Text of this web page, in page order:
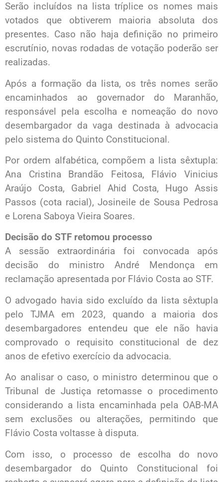
Serão incluídos na lista tríplice os nomes mais
votados que obtiverem maioria absoluta dos
presentes. Caso não haja definição no primeiro
escrutínio, novas rodadas de votação poderão ser
realizadas.
Após a formação da lista, os três nomes serão
encaminhados ao governador do Maranhão,
responsável pela escolha e nomeação do novo
desembargador da vaga destinada à advocacia
pelo sistema do Quinto Constitucional.
Por ordem alfabética, compõem a lista sêxtupla:
Ana Cristina Brandão Feitosa, Flávio Vinicius
Araújo Costa, Gabriel Ahid Costa, Hugo Assis
Passos (cota racial), Josineile de Sousa Pedrosa
e Lorena Saboya Vieira Soares.
Decisão do STF retomou processo
A sessão extraordinária foi convocada após
decisão do ministro André Mendonça em
reclamação apresentada por Flávio Costa ao STF.
O advogado havia sido excluído da lista sêxtupla
pelo TJMA em 2023, quando a maioria dos
desembargadores entendeu que ele não havia
comprovado o requisito constitucional de dez
anos de efetivo exercício da advocacia.
Ao analisar o caso, o ministro determinou que o
Tribunal de Justiça retomasse o procedimento
considerando a lista encaminhada pela OAB-MA
sem exclusões ou alterações, permitindo que
Flávio Costa voltasse à disputa.
Com isso, o processo de escolha do novo
desembargador do Quinto Constitucional foi